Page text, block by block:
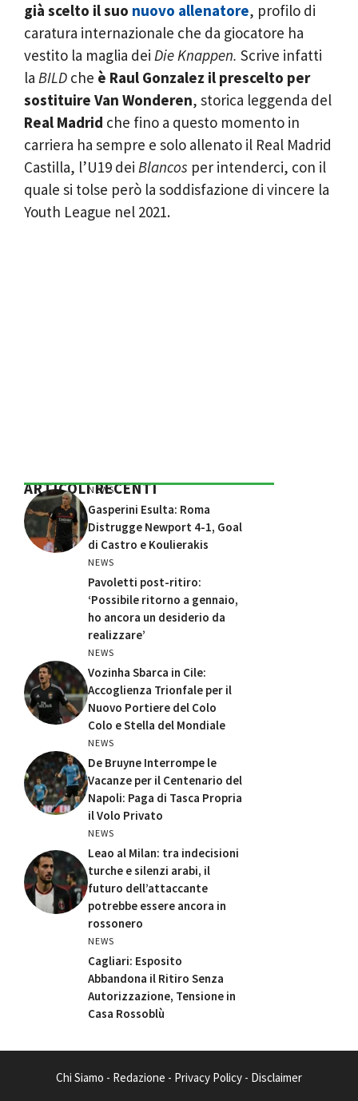
già scelto il suo nuovo allenatore, profilo di
caratura internazionale che da giocatore ha
vestito la maglia dei Die Knappen. Scrive infatti
la BILD che è Raul Gonzalez il prescelto per
sostituire Van Wonderen, storica leggenda del
Real Madrid che fino a questo momento in
carriera ha sempre e solo allenato il Real Madrid
Castilla, l’U19 dei Blancos per intenderci, con il
quale si tolse però la soddisfazione di vincere la
Youth League nel 2021.
ARTICOLI RECENTI
NEWS
Gasperini Esulta: Roma
Distrugge Newport 4-1, Goal
di Castro e Koulierakis
NEWS
Pavoletti post-ritiro:
‘Possibile ritorno a gennaio,
ho ancora un desiderio da
realizzare’
NEWS
Vozinha Sbarca in Cile:
Accoglienza Trionfale per il
Nuovo Portiere del Colo
Colo e Stella del Mondiale
NEWS
De Bruyne Interrompe le
Vacanze per il Centenario del
Napoli: Paga di Tasca Propria
il Volo Privato
NEWS
Leao al Milan: tra indecisioni
turche e silenzi arabi, il
futuro dell’attaccante
potrebbe essere ancora in
rossonero
NEWS
Cagliari: Esposito
Abbandona il Ritiro Senza
Autorizzazione, Tensione in
Casa Rossoblù
Chi Siamo - Redazione - Privacy Policy - Disclaimer